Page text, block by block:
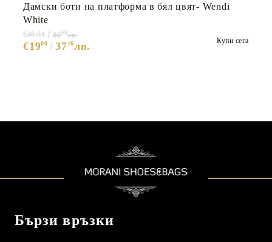
Дамски боти на платформа в бял цвят- Wendi
White
€1900 3716лв.
€46.01 8999лв.
Купи сега
Бързи връзки